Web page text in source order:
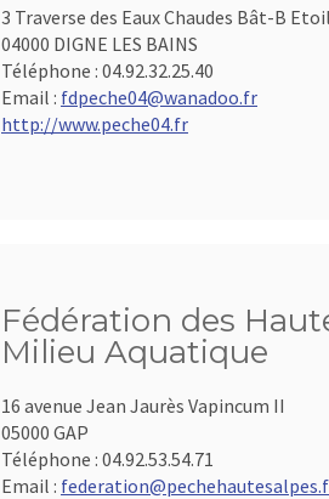
3 Traverse des Eaux Chaudes Bât-B
04000 DIGNE LES BAINS
Téléphone : 04.92.32.25.40
Email : fdpeche04@wanadoo.fr
http://www.peche04.fr
Fédération des
Milieu Aquatique
16 avenue Jean Jaurès Vapincum II
05000 GAP
Téléphone : 04.92.53.54.71
Email :